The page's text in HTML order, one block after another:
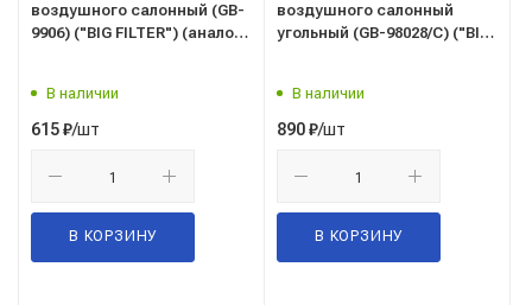
воздушного салонный (GB-
9906) ("BIG FILTER") (аналог
В наличии
615₽/шт
В КОРЗИНУ
воздушного салонный
угольный (GB-98028/C) ("BIG
(17-) / Creta (16-) / Kia Rio
(17-)
В наличии
890₽/шт
В КОРЗИНУ